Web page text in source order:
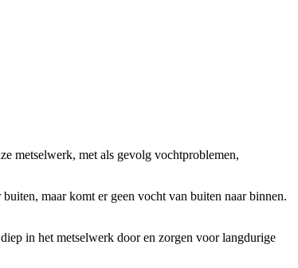
metselwerk, met als gevolg vochtproblemen,
maar komt er geen vocht van buiten naar binnen.
in het metselwerk door en zorgen voor langdurige